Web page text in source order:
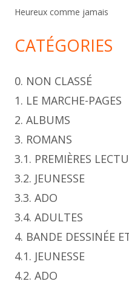
Heureux comme jamais
CATÉGORIES
0. NON CLASSÉ
1. LE MARCHE-PAGES
2. ALBUMS
3. ROMANS
3.1. PREMIÈRES
3.2. JEUNESSE
3.3. ADO
3.4. ADULTES
4. BANDE DESSINÉE
4.1. JEUNESSE
4.2. ADO